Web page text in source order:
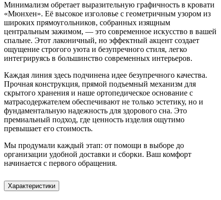
Минимализм обретает выразительную графичность в кровати
«Мюнхен». Её высокое изголовье с геометричным узором из
широких прямоугольников, собранных изящным
центральным зажимом, — это современное искусство в вашей
спальне. Этот лаконичный, но эффектный акцент создает
ощущение строгого уюта и безупречного стиля, легко
интегрируясь в большинство современных интерьеров.
Каждая линия здесь подчинена идее безупречного качества.
Прочная конструкция, прямой подъемный механизм для
скрытого хранения и наше ортопедическое основание с
матрасодержателем обеспечивают не только эстетику, но и
фундаментальную надежность для здорового сна. Это
премиальный подход, где ценность изделия ощутимо
превышает его стоимость.
Мы продумали каждый этап: от помощи в выборе до
организации удобной доставки и сборки. Ваш комфорт
начинается с первого обращения.
Характеристики